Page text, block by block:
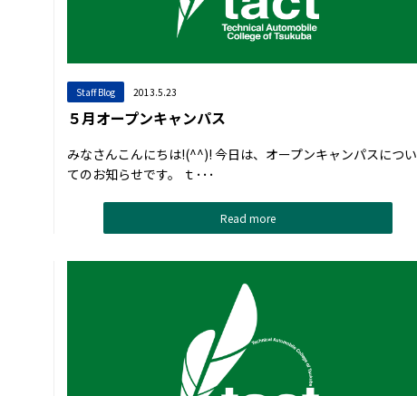
Staff Blog 2013.5.23
５月オープンキャンパス
みなさんこんにちは!(^^)! 今日は、オープンキャンパスについ
てのお知らせです。 ｔ･･･
Read more